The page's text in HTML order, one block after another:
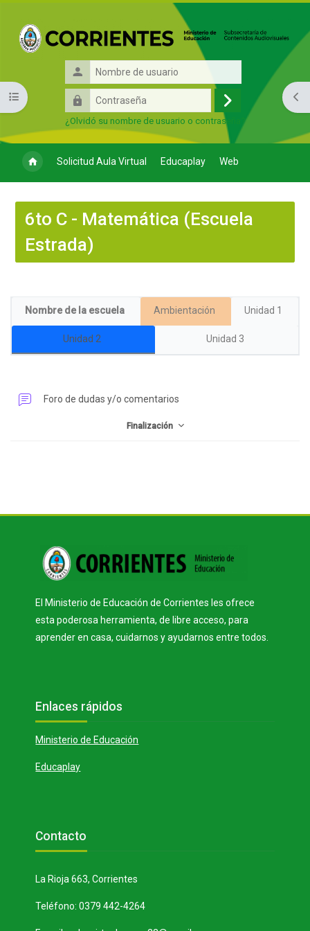
Nombre
de
usuario
Contraseña
Acceder
¿Olvidó su nombre de usuario o contraseña?
Solicitud Aula Virtual Educaplay Web
Abrir índice del curso
6to C - Matemática (Escuela
Estrada)
Perfilado de sección
Nombre de la escuela Ambientación Unidad 1
Unidad 2 Unidad 3
Foro de dudas y/o comentarios
Finalización
El Ministerio de Educación de Corrientes les ofrece
esta poderosa herramienta, de libre acceso, para
aprender en casa, cuidarnos y ayudarnos entre todos.
Bloques
Enlaces rápidos
Ministerio de Educación
Educaplay
Bloques
Contacto
La Rioja 663, Corrientes
Teléfono: 0379 442-4264